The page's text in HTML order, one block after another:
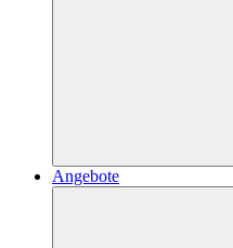
Angebote